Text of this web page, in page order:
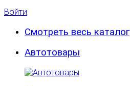
Войти
Смотреть весь каталог
Автотовары